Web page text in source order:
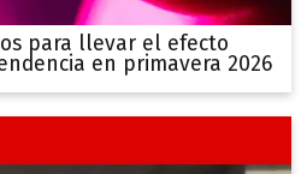
para llevar el efecto
en primavera 2026